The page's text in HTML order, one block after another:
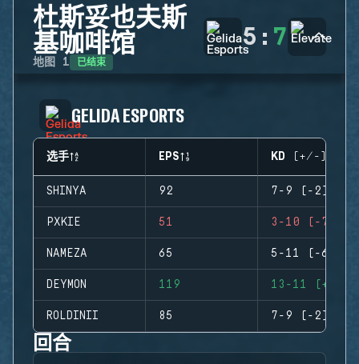
杜斯妥也夫斯
基咖啡馆
地图 1 已结束
5 : 7
GELIDA ESPORTS
选手 EPS KD (+/-)
SHINYA 92 7-9 (-2)
PXKIE 51 3-10 (-7)
NAMEZA 65 5-11 (-6)
DEYMON 119 13-11 (+2)
ROLDINII 85 7-9 (-2)
回合